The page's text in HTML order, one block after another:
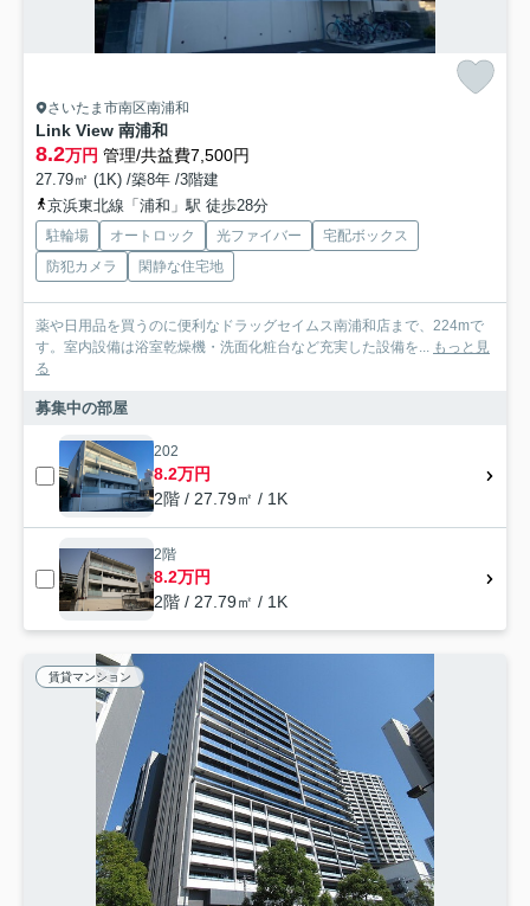
さいたま市南区南浦和
Link View 南浦和
8.2万円 管理/共益費7,500円
27.79㎡ (1K) /築8年 /3階建
京浜東北線「浦和」駅 徒歩28分
駐輪場 オートロック 光ファイバー
宅配ボックス
防犯カメラ
閑静な住宅地
薬や日用品を買うのに便利なドラッグセイムス南浦和店まで、224mで
す。室内設備は浴室乾燥機・洗面化粧台など充実した設備を... もっと見
る
募集中の部屋
202
8.2万円
2階 / 27.79㎡ / 1K
2階
8.2万円
2階 / 27.79㎡ / 1K
賃貸マンション